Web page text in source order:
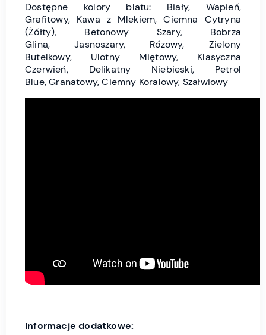
Dostępne kolory blatu: Biały, Wapień,
Grafitowy, Kawa z Mlekiem, Ciemna Cytryna
(Żółty), Betonowy Szary, Bobrza
Glina, Jasnoszary, Różowy, Zielony
Butelkowy, Ulotny Miętowy, Klasyczna
Czerwień, Delikatny Niebieski, Petrol
Blue, Granatowy, Ciemny Koralowy, Szałwiowy
Informacje dodatkowe: